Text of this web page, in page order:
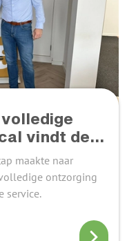
vindt de
Veerman
maakte naar
ontzorging
service.